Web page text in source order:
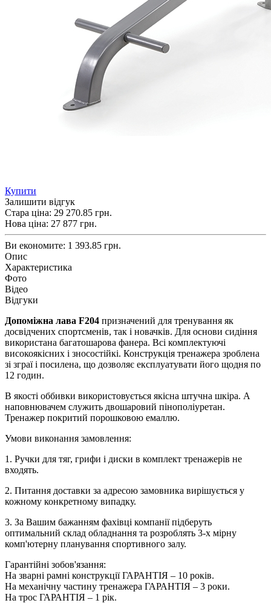
Купити
Залишити відгук
Стара ціна: 29 270.85 грн.
Нова ціна: 27 877 грн.
Ви економите: 1 393.85 грн.
Опис
Характеристика
Фото
Відео
Відгуки
Допоміжна лава F204 призначений для тренування як
досвідчених спортсменів, так і новачків. Для основи сидіння
використана багатошарова фанера. Всі комплектуючі
високоякісних і зносостійкі. Конструкція тренажера зроблена
зі зграї і посилена, що дозволяє експлуатувати його щодня по
12 годин.
В якості оббивки використовується якісна штучна шкіра. А
наповнювачем служить двошаровий пінополіуретан.
Тренажер покритий порошковою емаллю.
Умови виконання замовлення:
1. Ручки для тяг, грифи і диски в комплект тренажерів не
входять.
2. Питання доставки за адресою замовника вирішується у
кожному конкретному випадку.
3. За Вашим бажанням фахівці компанії підберуть
оптимальний склад обладнання та розроблять 3-х мірну
комп'ютерну планування спортивного залу.
Гарантійні зобов'язання:
На зварні рамні конструкції ГАРАНТІЯ – 10 років.
На механічну частину тренажера ГАРАНТІЯ – 3 роки.
На трос ГАРАНТІЯ – 1 рік.